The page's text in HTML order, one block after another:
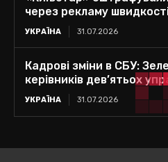
через рекламу
УКРАЇНА 31.07.2026
Кадрові зміни в СБУ:
керівників дев’ятьох
УКРАЇНА 31.07.2026